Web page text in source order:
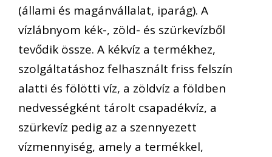
(állami és magánvállalat, iparág). A
vízlábnyom kék-, zöld- és szürkevízből
tevődik össze. A kékvíz a termékhez,
szolgáltatáshoz felhasznált friss felszín
alatti és fölötti víz, a zöldvíz a földben
nedvességként tárolt csapadékvíz, a
szürkevíz pedig az a szennyezett
vízmennyiség, amely a termékkel,